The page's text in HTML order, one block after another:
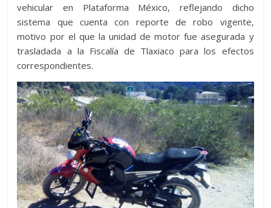
vehicular en Plataforma México, reflejando dicho
sistema que cuenta con reporte de robo vigente,
motivo por el que la unidad de motor fue asegurada y
trasladada a la Fiscalía de Tlaxiaco para los efectos
correspondientes.